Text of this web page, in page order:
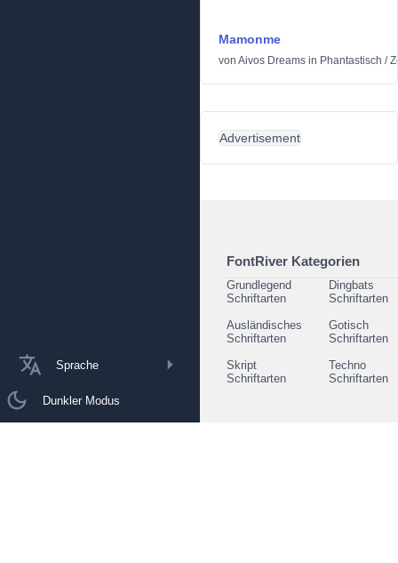
Sprache
Dunkler Modus
Mamonme
von Aivos Dreams in Phantastisch /
Advertisement
FontRiver Kategorien
Grundlegend
Schriftarten
Dingbats
Schriftarten
Ausländisches
Schriftarten
Gotisch
Schriftarten
Skript
Schriftarten
Techno
Schriftarten